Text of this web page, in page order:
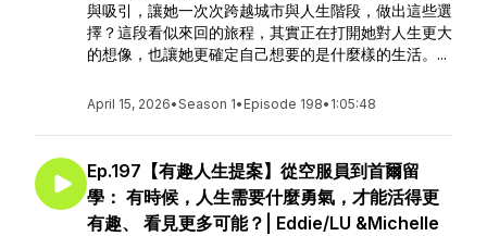
與吸引，讓她一次次跨越城市與人生階段，做出這些選
擇？這段看似來回的旅程，其實正在打開她對人生更大
的想像，也讓她更確定自己想要的是什麼樣的生活。...
April 15, 2026•Season 1• Episode 198• 1:05:48
Ep.197【有趣人生提案】從空服員到首爾留
學： 有時候，人生需要什麼勇氣，才能活得更
有趣、 看見更多可能？| Eddie/LU &Michelle